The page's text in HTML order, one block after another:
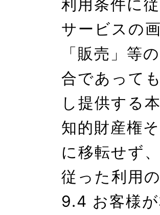
利用条件に
サービスの
「販売」等
合であって
し提供する
知的財産権
に移転せず
従った利用
9.4 お客様